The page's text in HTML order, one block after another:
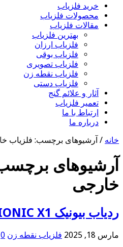
خرید فلزیاب
محصولات فلزیاب
مقالات فلزیاب
بهترین فلزیاب
فلزیاب ارزان
فلزیاب بوقی
فلزیاب تصویری
فلزیاب نقطه زن
فلزیاب دستی
آثار و علائم گنج
تعمیر فلزیاب
ارتباط با ما
درباره ما
خانه / آرشیوهای برچسب: فلزیاب
آرشیوهای
خارجی
ردیاب بیونیک BIONIC X1
مارس 18, 2025 فلزیاب نقطه زن 0